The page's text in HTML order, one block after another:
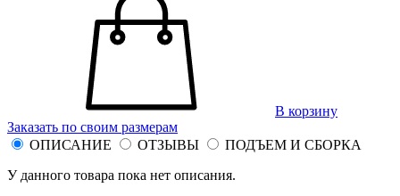
В корзину
Заказать по своим размерам
ОПИСАНИЕ
ОТЗЫВЫ
ПОДЪЕМ И СБОРКА
У данного товара пока нет описания.